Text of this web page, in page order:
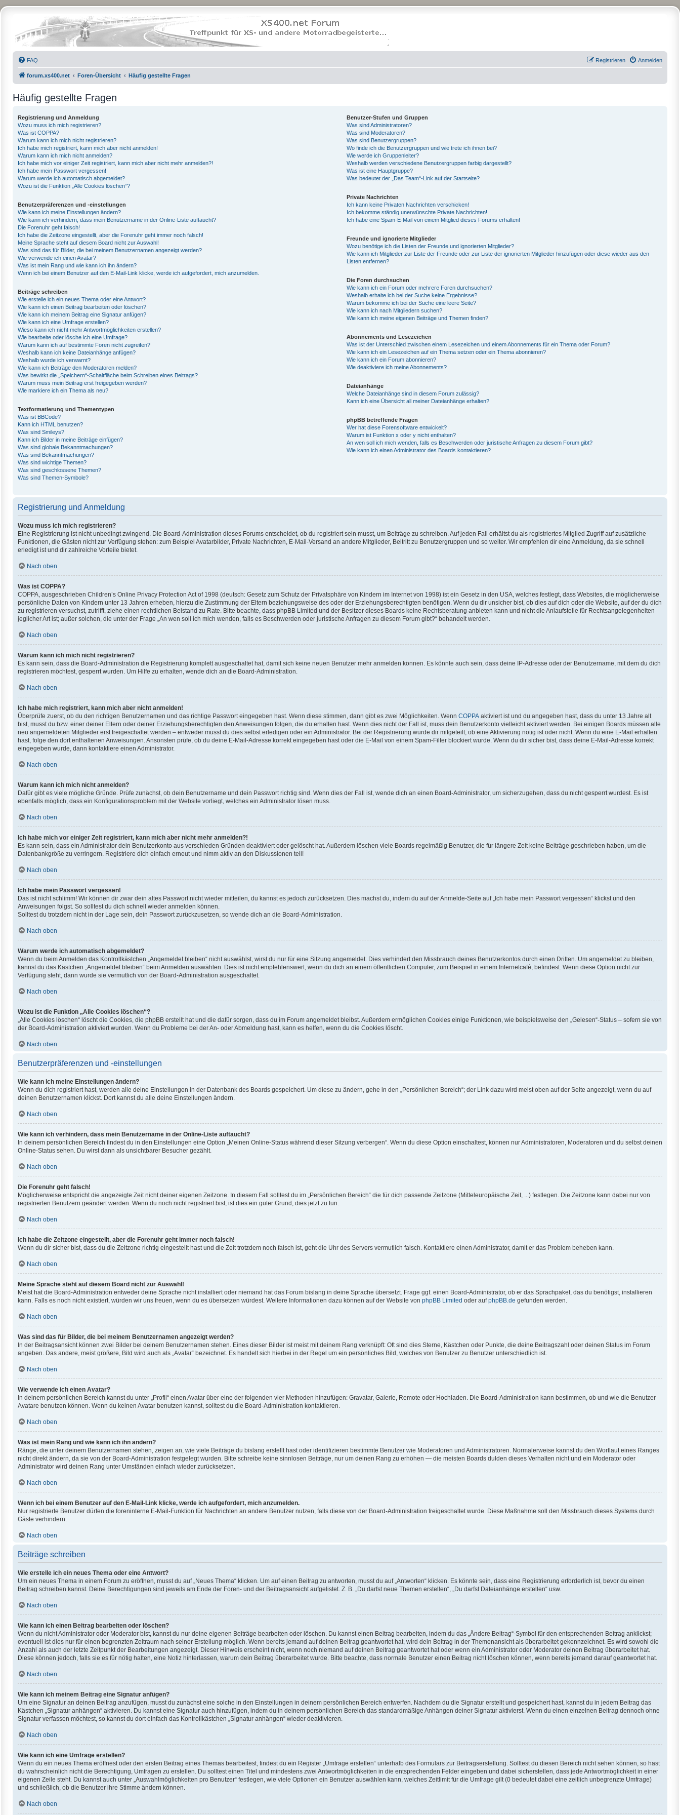
FAQ Anmelden
Registrieren
forum.xs400.net Foren-Übersicht Häufig gestellte Fragen
Häufig gestellte Fragen
Registrierung und Anmeldung
Wozu muss ich mich registrieren?
Was ist COPPA?
Warum kann ich mich nicht registrieren?
Ich habe mich registriert, kann mich aber nicht anmelden!
Warum kann ich mich nicht anmelden?
Ich habe mich vor einiger Zeit registriert, kann mich aber nicht mehr anmelden?!
Ich habe mein Passwort vergessen!
Warum werde ich automatisch abgemeldet?
Wozu ist die Funktion „Alle Cookies löschen“?
Benutzerpräferenzen und -einstellungen
Wie kann ich meine Einstellungen ändern?
Wie kann ich verhindern, dass mein Benutzername in der Online-Liste auftaucht?
Die Forenuhr geht falsch!
Ich habe die Zeitzone eingestellt, aber die Forenuhr geht immer noch falsch!
Meine Sprache steht auf diesem Board nicht zur Auswahl!
Was sind das für Bilder, die bei meinem Benutzernamen angezeigt werden?
Wie verwende ich einen Avatar?
Was ist mein Rang und wie kann ich ihn ändern?
Wenn ich bei einem Benutzer auf den E-Mail-Link klicke, werde ich aufgefordert, mich anzumelden.
Beiträge schreiben
Wie erstelle ich ein neues Thema oder eine Antwort?
Wie kann ich einen Beitrag bearbeiten oder löschen?
Wie kann ich meinem Beitrag eine Signatur anfügen?
Wie kann ich eine Umfrage erstellen?
Wieso kann ich nicht mehr Antwortmöglichkeiten erstellen?
Wie bearbeite oder lösche ich eine Umfrage?
Warum kann ich auf bestimmte Foren nicht zugreifen?
Weshalb kann ich keine Dateianhänge anfügen?
Weshalb wurde ich verwarnt?
Wie kann ich Beiträge den Moderatoren melden?
Was bewirkt die „Speichern“-Schaltfläche beim Schreiben eines Beitrags?
Warum muss mein Beitrag erst freigegeben werden?
Wie markiere ich ein Thema als neu?
Textformatierung und Thementypen
Was ist BBCode?
Kann ich HTML benutzen?
Was sind Smileys?
Kann ich Bilder in meine Beiträge einfügen?
Was sind globale Bekanntmachungen?
Was sind Bekanntmachungen?
Was sind wichtige Themen?
Was sind geschlossene Themen?
Was sind Themen-Symbole?
Benutzer-Stufen und Gruppen
Was sind Administratoren?
Was sind Moderatoren?
Was sind Benutzergruppen?
Wo finde ich die Benutzergruppen und wie trete ich ihnen bei?
Wie werde ich Gruppenleiter?
Weshalb werden verschiedene Benutzergruppen farbig dargestellt?
Was ist eine Hauptgruppe?
Was bedeutet der „Das Team“-Link auf der Startseite?
Private Nachrichten
Ich kann keine Privaten Nachrichten verschicken!
Ich bekomme ständig unerwünschte Private Nachrichten!
Ich habe eine Spam-E-Mail von einem Mitglied dieses Forums erhalten!
Freunde und ignorierte Mitglieder
Wozu benötige ich die Listen der Freunde und ignorierten Mitglieder?
Wie kann ich Mitglieder zur Liste der Freunde oder zur Liste der ignorierten Mitglieder hinzufügen oder diese wieder aus den
Listen entfernen?
Die Foren durchsuchen
Wie kann ich ein Forum oder mehrere Foren durchsuchen?
Weshalb erhalte ich bei der Suche keine Ergebnisse?
Warum bekomme ich bei der Suche eine leere Seite?
Wie kann ich nach Mitgliedern suchen?
Wie kann ich meine eigenen Beiträge und Themen finden?
Abonnements und Lesezeichen
Was ist der Unterschied zwischen einem Lesezeichen und einem Abonnements für ein Thema oder Forum?
Wie kann ich ein Lesezeichen auf ein Thema setzen oder ein Thema abonnieren?
Wie kann ich ein Forum abonnieren?
Wie deaktiviere ich meine Abonnements?
Dateianhänge
Welche Dateianhänge sind in diesem Forum zulässig?
Kann ich eine Übersicht all meiner Dateianhänge erhalten?
phpBB betreffende Fragen
Wer hat diese Forensoftware entwickelt?
Warum ist Funktion x oder y nicht enthalten?
An wen soll ich mich wenden, falls es Beschwerden oder juristische Anfragen zu diesem Forum gibt?
Wie kann ich einen Administrator des Boards kontaktieren?
Registrierung und Anmeldung
Wozu muss ich mich registrieren?
Eine Registrierung ist nicht unbedingt zwingend. Die Board-Administration dieses Forums entscheidet, ob du registriert sein musst, um Beiträge zu schreiben. Auf jeden Fall erhältst du als registriertes Mitglied Zugriff auf zusätzliche
Funktionen, die Gästen nicht zur Verfügung stehen: zum Beispiel Avatarbilder, Private Nachrichten, E-Mail-Versand an andere Mitglieder, Beitritt zu Benutzergruppen und so weiter. Wir empfehlen dir eine Anmeldung, da sie schnell
erledigt ist und dir zahlreiche Vorteile bietet.
Nach oben
Was ist COPPA?
COPPA, ausgeschrieben Children’s Online Privacy Protection Act of 1998 (deutsch: Gesetz zum Schutz der Privatsphäre von Kindern im Internet von 1998) ist ein Gesetz in den USA, welches festlegt, dass Websites, die möglicherweise
persönliche Daten von Kindern unter 13 Jahren erheben, hierzu die Zustimmung der Eltern beziehungsweise des oder der Erziehungsberechtigten benötigen. Wenn du dir unsicher bist, ob dies auf dich oder die Website, auf der du dich
zu registrieren versuchst, zutrifft, ziehe einen rechtlichen Beistand zu Rate. Bitte beachte, dass phpBB Limited und der Besitzer dieses Boards keine Rechtsberatung anbieten kann und nicht die Anlaufstelle für Rechtsangelegenheiten
jeglicher Art ist; außer solchen, die unter der Frage „An wen soll ich mich wenden, falls es Beschwerden oder juristische Anfragen zu diesem Forum gibt?“ behandelt werden.
Nach oben
Warum kann ich mich nicht registrieren?
Es kann sein, dass die Board-Administration die Registrierung komplett ausgeschaltet hat, damit sich keine neuen Benutzer mehr anmelden können. Es könnte auch sein, dass deine IP-Adresse oder der Benutzername, mit dem du dich
registrieren möchtest, gesperrt wurden. Um Hilfe zu erhalten, wende dich an die Board-Administration.
Nach oben
Ich habe mich registriert, kann mich aber nicht anmelden!
Überprüfe zuerst, ob du den richtigen Benutzernamen und das richtige Passwort eingegeben hast. Wenn diese stimmen, dann gibt es zwei Möglichkeiten. Wenn COPPA aktiviert ist und du angegeben hast, dass du unter 13 Jahre alt
bist, musst du bzw. einer deiner Eltern oder deiner Erziehungsberechtigten den Anweisungen folgen, die du erhalten hast. Wenn dies nicht der Fall ist, muss dein Benutzerkonto vielleicht aktiviert werden. Bei einigen Boards müssen alle
neu angemeldeten Mitglieder erst freigeschaltet werden – entweder musst du dies selbst erledigen oder ein Administrator. Bei der Registrierung wurde dir mitgeteilt, ob eine Aktivierung nötig ist oder nicht. Wenn du eine E-Mail erhalten
hast, folge den dort enthaltenen Anweisungen. Ansonsten prüfe, ob du deine E-Mail-Adresse korrekt eingegeben hast oder die E-Mail von einem Spam-Filter blockiert wurde. Wenn du dir sicher bist, dass deine E-Mail-Adresse korrekt
eingegeben wurde, dann kontaktiere einen Administrator.
Nach oben
Warum kann ich mich nicht anmelden?
Dafür gibt es viele mögliche Gründe. Prüfe zunächst, ob dein Benutzername und dein Passwort richtig sind. Wenn dies der Fall ist, wende dich an einen Board-Administrator, um sicherzugehen, dass du nicht gesperrt wurdest. Es ist
ebenfalls möglich, dass ein Konfigurationsproblem mit der Website vorliegt, welches ein Administrator lösen muss.
Nach oben
Ich habe mich vor einiger Zeit registriert, kann mich aber nicht mehr anmelden?!
Es kann sein, dass ein Administrator dein Benutzerkonto aus verschieden Gründen deaktiviert oder gelöscht hat. Außerdem löschen viele Boards regelmäßig Benutzer, die für längere Zeit keine Beiträge geschrieben haben, um die
Datenbankgröße zu verringern. Registriere dich einfach erneut und nimm aktiv an den Diskussionen teil!
Nach oben
Ich habe mein Passwort vergessen!
Das ist nicht schlimm! Wir können dir zwar dein altes Passwort nicht wieder mitteilen, du kannst es jedoch zurücksetzen. Dies machst du, indem du auf der Anmelde-Seite auf „Ich habe mein Passwort vergessen“ klickst und den
Anweisungen folgst. So solltest du dich schnell wieder anmelden können.
Solltest du trotzdem nicht in der Lage sein, dein Passwort zurückzusetzen, so wende dich an die Board-Administration.
Nach oben
Warum werde ich automatisch abgemeldet?
Wenn du beim Anmelden das Kontrollkästchen „Angemeldet bleiben“ nicht auswählst, wirst du nur für eine Sitzung angemeldet. Dies verhindert den Missbrauch deines Benutzerkontos durch einen Dritten. Um angemeldet zu bleiben,
kannst du das Kästchen „Angemeldet bleiben“ beim Anmelden auswählen. Dies ist nicht empfehlenswert, wenn du dich an einem öffentlichen Computer, zum Beispiel in einem Internetcafé, befindest. Wenn diese Option nicht zur
Verfügung steht, dann wurde sie vermutlich von der Board-Administration ausgeschaltet.
Nach oben
Wozu ist die Funktion „Alle Cookies löschen“?
„Alle Cookies löschen“ löscht die Cookies, die phpBB erstellt hat und die dafür sorgen, dass du im Forum angemeldet bleibst. Außerdem ermöglichen Cookies einige Funktionen, wie beispielsweise den „Gelesen“-Status – sofern sie von
der Board-Administration aktiviert wurden. Wenn du Probleme bei der An- oder Abmeldung hast, kann es helfen, wenn du die Cookies löscht.
Nach oben
Benutzerpräferenzen und -einstellungen
Wie kann ich meine Einstellungen ändern?
Wenn du dich registriert hast, werden alle deine Einstellungen in der Datenbank des Boards gespeichert. Um diese zu ändern, gehe in den „Persönlichen Bereich“; der Link dazu wird meist oben auf der Seite angezeigt, wenn du auf
deinen Benutzernamen klickst. Dort kannst du alle deine Einstellungen ändern.
Nach oben
Wie kann ich verhindern, dass mein Benutzername in der Online-Liste auftaucht?
In deinem persönlichen Bereich findest du in den Einstellungen eine Option „Meinen Online-Status während dieser Sitzung verbergen“. Wenn du diese Option einschaltest, können nur Administratoren, Moderatoren und du selbst deinen
Online-Status sehen. Du wirst dann als unsichtbarer Besucher gezählt.
Nach oben
Die Forenuhr geht falsch!
Möglicherweise entspricht die angezeigte Zeit nicht deiner eigenen Zeitzone. In diesem Fall solltest du im „Persönlichen Bereich“ die für dich passende Zeitzone (Mitteleuropäische Zeit, ...) festlegen. Die Zeitzone kann dabei nur von
registrierten Benutzern geändert werden. Wenn du noch nicht registriert bist, ist dies ein guter Grund, dies jetzt zu tun.
Nach oben
Ich habe die Zeitzone eingestellt, aber die Forenuhr geht immer noch falsch!
Wenn du dir sicher bist, dass du die Zeitzone richtig eingestellt hast und die Zeit trotzdem noch falsch ist, geht die Uhr des Servers vermutlich falsch. Kontaktiere einen Administrator, damit er das Problem beheben kann.
Nach oben
Meine Sprache steht auf diesem Board nicht zur Auswahl!
Meist hat die Board-Administration entweder deine Sprache nicht installiert oder niemand hat das Forum bislang in deine Sprache übersetzt. Frage ggf. einen Board-Administrator, ob er das Sprachpaket, das du benötigst, installieren
kann. Falls es noch nicht existiert, würden wir uns freuen, wenn du es übersetzen würdest. Weitere Informationen dazu können auf der Website von phpBB Limited oder aufphpBB.de gefunden werden.
Nach oben
Was sind das für Bilder, die bei meinem Benutzernamen angezeigt werden?
In der Beitragsansicht können zwei Bilder bei deinem Benutzernamen stehen. Eines dieser Bilder ist meist mit deinem Rang verknüpft: Oft sind dies Sterne, Kästchen oder Punkte, die deine Beitragszahl oder deinen Status im Forum
angeben. Das andere, meist größere, Bild wird auch als „Avatar“ bezeichnet. Es handelt sich hierbei in der Regel um ein persönliches Bild, welches von Benutzer zu Benutzer unterschiedlich ist.
Nach oben
Wie verwende ich einen Avatar?
In deinem persönlichen Bereich kannst du unter „Profil“ einen Avatar über eine der folgenden vier Methoden hinzufügen: Gravatar, Galerie, Remote oder Hochladen. Die Board-Administration kann bestimmen, ob und wie die Benutzer
Avatare benutzen können. Wenn du keinen Avatar benutzen kannst, solltest du die Board-Administration kontaktieren.
Nach oben
Was ist mein Rang und wie kann ich ihn ändern?
Ränge, die unter deinem Benutzernamen stehen, zeigen an, wie viele Beiträge du bislang erstellt hast oder identifizieren bestimmte Benutzer wie Moderatoren und Administratoren. Normalerweise kannst du den Wortlaut eines Ranges
nicht direkt ändern, da sie von der Board-Administration festgelegt wurden. Bitte schreibe keine sinnlosen Beiträge, nur um deinen Rang zu erhöhen — die meisten Boards dulden dieses Verhalten nicht und ein Moderator oder
Administrator wird deinen Rang unter Umständen einfach wieder zurücksetzen.
Nach oben
Wenn ich bei einem Benutzer auf den E-Mail-Link klicke, werde ich aufgefordert, mich anzumelden.
Nur registrierte Benutzer dürfen die foreninterne E-Mail-Funktion für Nachrichten an andere Benutzer nutzen, falls diese von der Board-Administration freigeschaltet wurde. Diese Maßnahme soll den Missbrauch dieses Systems durch
Gäste verhindern.
Nach oben
Beiträge schreiben
Wie erstelle ich ein neues Thema oder eine Antwort?
Um ein neues Thema in einem Forum zu eröffnen, musst du auf „Neues Thema“ klicken. Um auf einen Beitrag zu antworten, musst du auf „Antworten“ klicken. Es könnte sein, dass eine Registrierung erforderlich ist, bevor du einen
Beitrag schreiben kannst. Deine Berechtigungen sind jeweils am Ende der Foren- und der Beitragsansicht aufgelistet. Z. B. „Du darfst neue Themen erstellen“, „Du darfst Dateianhänge erstellen“ usw.
Nach oben
Wie kann ich einen Beitrag bearbeiten oder löschen?
Wenn du nicht Administrator oder Moderator bist, kannst du nur deine eigenen Beiträge bearbeiten oder löschen. Du kannst einen Beitrag bearbeiten, indem du das „Ändere Beitrag“-Symbol für den entsprechenden Beitrag anklickst;
eventuell ist dies nur für einen begrenzten Zeitraum nach seiner Erstellung möglich. Wenn bereits jemand auf deinen Beitrag geantwortet hat, wird dein Beitrag in der Themenansicht als überarbeitet gekennzeichnet. Es wird sowohl die
Anzahl als auch der letzte Zeitpunkt der Bearbeitungen angezeigt. Dieser Hinweis erscheint nicht, wenn noch niemand auf deinen Beitrag geantwortet hat oder wenn ein Administrator oder Moderator deinen Beitrag überarbeitet hat.
Diese können jedoch, falls sie es für nötig halten, eine Notiz hinterlassen, warum dein Beitrag überarbeitet wurde. Bitte beachte, dass normale Benutzer einen Beitrag nicht löschen können, wenn bereits jemand darauf geantwortet hat.
Nach oben
Wie kann ich meinem Beitrag eine Signatur anfügen?
Um eine Signatur an deinen Beitrag anzufügen, musst du zunächst eine solche in den Einstellungen in deinem persönlichen Bereich entwerfen. Nachdem du die Signatur erstellt und gespeichert hast, kannst du in jedem Beitrag das
Kästchen „Signatur anhängen“ aktivieren. Du kannst eine Signatur auch hinzufügen, indem du in deinem persönlichen Bereich das standardmäßige Anhängen deiner Signatur aktivierst. Wenn du einen einzelnen Beitrag dennoch ohne
Signatur verfassen möchtest, so kannst du dort einfach das Kontrollkästchen „Signatur anhängen“ wieder deaktivieren.
Nach oben
Wie kann ich eine Umfrage erstellen?
Wenn du ein neues Thema eröffnest oder den ersten Beitrag eines Themas bearbeitest, findest du ein Register „Umfrage erstellen“ unterhalb des Formulars zur Beitragserstellung. Solltest du diesen Bereich nicht sehen können, so hast
du wahrscheinlich nicht die Berechtigung, Umfragen zu erstellen. Du solltest einen Titel und mindestens zwei Antwortmöglichkeiten in die entsprechenden Felder eingeben und dabei sicherstellen, dass jede Antwortmöglichkeit in einer
eigenen Zeile steht. Du kannst auch unter „Auswahlmöglichkeiten pro Benutzer“ festlegen, wie viele Optionen ein Benutzer auswählen kann, welches Zeitlimit für die Umfrage gilt (0 bedeutet dabei eine zeitlich unbegrenzte Umfrage)
und schließlich, ob die Benutzer ihre Stimme ändern können.
Nach oben